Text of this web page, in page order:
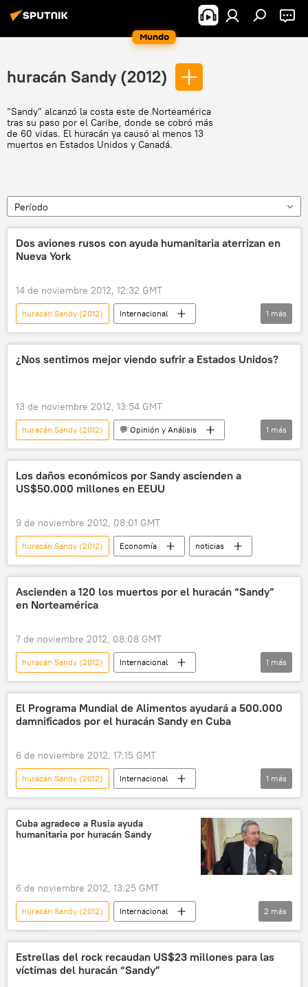
Mundo
huracán Sandy (2012)
“Sandy” alcanzó la costa este de Norteamérica
tras su paso por el Caribe, donde se cobró más
de 60 vidas. El huracán ya causó al menos 13
muertos en Estados Unidos y Canadá.
Período
Dos aviones rusos con ayuda humanitaria aterrizan en
Nueva York
14 de noviembre 2012, 12:32 GMT
huracán Sandy (2012)
Internacional
noticias
1 más
¿Nos sentimos mejor viendo sufrir a Estados Unidos?
13 de noviembre 2012, 13:54 GMT
huracán Sandy (2012)
💬 Opinión y Análisis
Ensayos
1 más
Los daños económicos por Sandy ascienden a
US$50.000 millones en EEUU
9 de noviembre 2012, 08:01 GMT
huracán Sandy (2012) Economía noticias
Ascienden a 120 los muertos por el huracán “Sandy”
en Norteamérica
7 de noviembre 2012, 08:08 GMT
huracán Sandy (2012)
Internacional
noticias
1 más
El Programa Mundial de Alimentos ayudará a 500.000
damnificados por el huracán Sandy en Cuba
6 de noviembre 2012, 17:15 GMT
huracán Sandy (2012)
Internacional
noticias
1 más
Cuba agradece a Rusia ayuda
humanitaria por huracán Sandy
6 de noviembre 2012, 13:25 GMT
huracán Sandy (2012)
Internacional
Rusia y América Latina promueven cooperación bilateral
noticias
2 más
Estrellas del rock recaudan US$23 millones para las
víctimas del huracán “Sandy”